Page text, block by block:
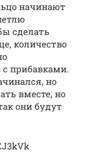
начинают
сделать
количество
с прибавками.
но
вместе, но
они будут